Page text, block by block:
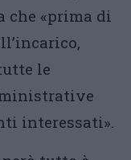
che «prima di
le
interessati».